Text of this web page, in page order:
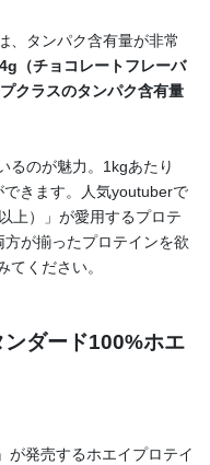
、タンパク含有量が非常
（チョコレートフレーバ
クラスのタンパク含有量
るのが魅力。1kgあたり
できます。人気youtuberで
上）」が愛用するプロテ
が揃ったプロテインを欲
てください。
ダード100%ホエ
が発売するホエイプロテイ